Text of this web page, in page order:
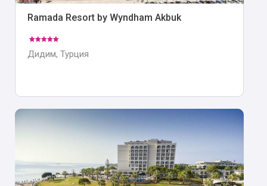
Ramada Resort by Wyndham Akbuk
Дидим, Турция